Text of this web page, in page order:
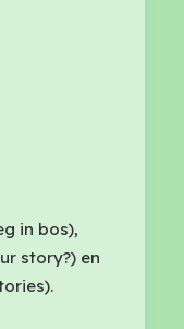
in bos),
story?) en